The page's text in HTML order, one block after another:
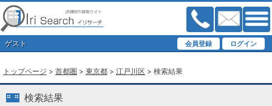
ゲスト
トップページ > 首都圏 > 東京都 > 江戸川区 > 検索結果
検索結果